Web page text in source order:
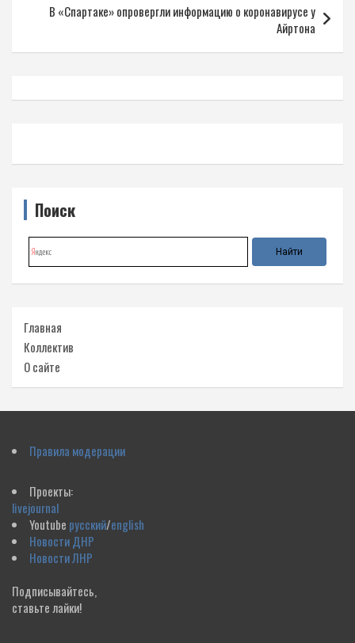
В «Спартаке» опровергли информацию о коронавирусе у
Айртона
Поиск
Главная
Коллектив
О сайте
Правила модерации
Проекты:
livejournal
Youtube русский/english
Новости ДНР
Новости ЛНР
Подписывайтесь,
ставьте лайки!